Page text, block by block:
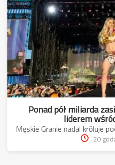
Ponad pół miliarda
liderem
Męskie Granie nadal króluje
20